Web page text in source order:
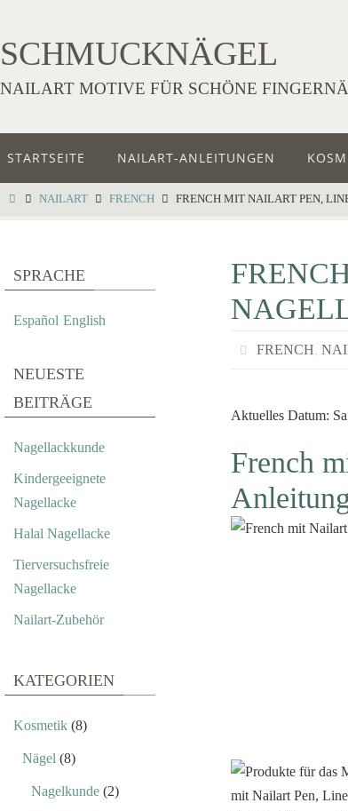
SCHMUCKNÄGEL
NAILART MOTIVE FÜR SCHÖNE
STARTSEITE NAILART-ANLEITUNGEN
NAILART FRENCH FRENCH MIT NAILART PEN,
FRENCH,
Aktuelles Datum:
French
SPRACHE
Español English
NEUESTE
BEITRÄGE
Nagellackkunde
Kindergeeignete
Nagellacke
Halal Nagellacke
Tierversuchsfreie
Nagellacke
Nailart-Zubehör
KATEGORIEN
Kosmetik (8)
Nägel (8)
Nagelkunde (2)